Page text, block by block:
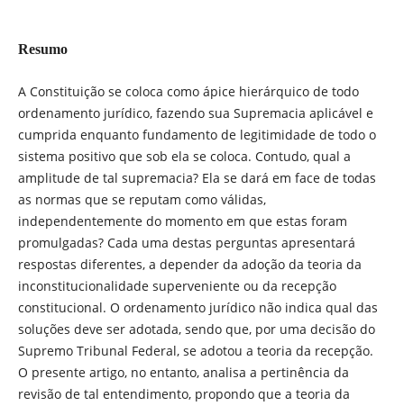
Resumo
A Constituição se coloca como ápice hierárquico de todo
ordenamento jurídico, fazendo sua Supremacia aplicável e
cumprida enquanto fundamento de legitimidade de todo o
sistema positivo que sob ela se coloca. Contudo, qual a
amplitude de tal supremacia? Ela se dará em face de todas
as normas que se reputam como válidas,
independentemente do momento em que estas foram
promulgadas? Cada uma destas perguntas apresentará
respostas diferentes, a depender da adoção da teoria da
inconstitucionalidade superveniente ou da recepção
constitucional. O ordenamento jurídico não indica qual das
soluções deve ser adotada, sendo que, por uma decisão do
Supremo Tribunal Federal, se adotou a teoria da recepção.
O presente artigo, no entanto, analisa a pertinência da
revisão de tal entendimento, propondo que a teoria da